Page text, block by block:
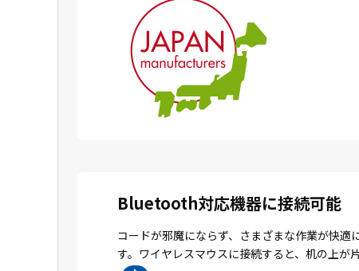
Bluetooth対応機器に接続可能
コードが邪魔にならず、さまざまな作業が快
す。ワイヤレスマウスに接続すると、机の上が